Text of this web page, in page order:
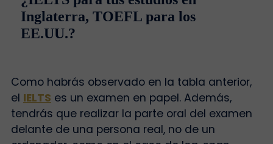
Inglaterra, TOEFL para los
EE.UU.?
Como habrás observado en la tabla anterior,
el IELTS es un examen en papel. Además,
tendrás que realizar la parte oral del examen
delante de una persona real, no de un